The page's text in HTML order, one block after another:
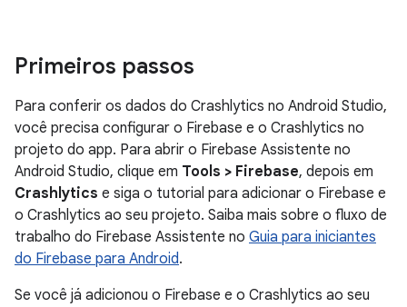
Primeiros passos
Para conferir os dados do Crashlytics no Android Studio,
você precisa configurar o Firebase e o Crashlytics no
projeto do app. Para abrir o Firebase Assistente no
Android Studio, clique em Tools > Firebase, depois em
Crashlytics e siga o tutorial para adicionar o Firebase e
o Crashlytics ao seu projeto. Saiba mais sobre o fluxo de
trabalho do Firebase Assistente no Guia para iniciantes
do Firebase para Android.
Se você já adicionou o Firebase e o Crashlytics ao seu